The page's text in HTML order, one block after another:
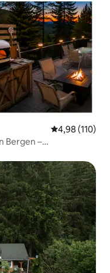
4,98 (110)
Bergen –